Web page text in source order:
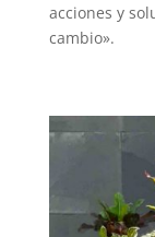
acciones y
cambio».